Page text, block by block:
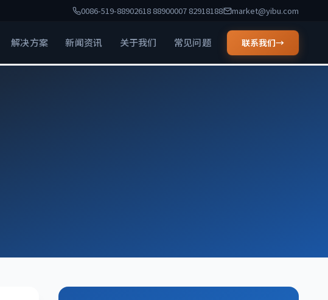
0086-519-88902618 88900007 82918188 market@yibu.com
解决方案 新闻资讯 关于我们 常见问题 联系我们→